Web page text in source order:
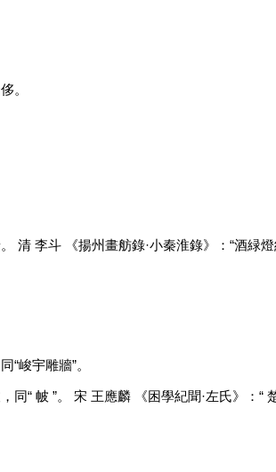
。
清 李斗 《揚州畫舫錄·小秦淮錄》：“酒緑
峻宇雕牆”。
同“ 帔 ”。 宋 王應麟 《困學紀聞·左氏》：“